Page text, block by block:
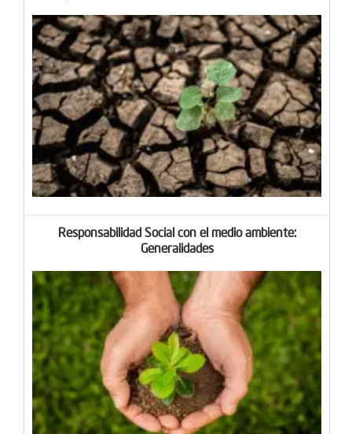
Responsabilidad Social con el medio ambiente:
Generalidades